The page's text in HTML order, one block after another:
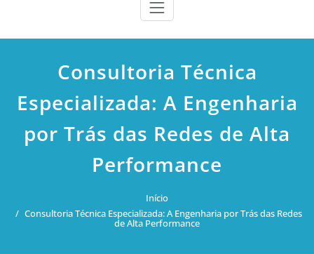
Consultoria Técnica
Especializada: A Engenharia
por Trás das Redes de Alta
Performance
Início
Consultoria Técnica Especializada: A Engenharia por Trás das Redes
de Alta Performance